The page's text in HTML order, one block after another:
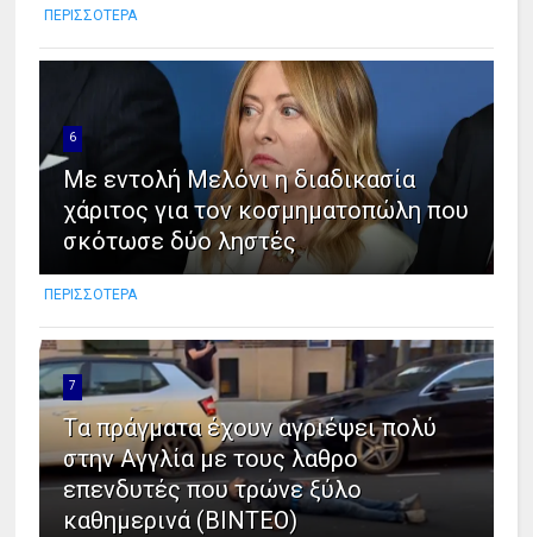
ΠΕΡΙΣΣΟΤΕΡΑ
6
Με εντολή Μελόνι η διαδικασία
χάριτος για τον κοσμηματοπώλη που
σκότωσε δύο ληστές
ΠΕΡΙΣΣΟΤΕΡΑ
7
Tα πράγματα έχουν αγριέψει πολύ
στην Αγγλία με τους λαθρο
επενδυτές που τρώνε ξύλο
καθημερινά (ΒΙΝΤΕΟ)